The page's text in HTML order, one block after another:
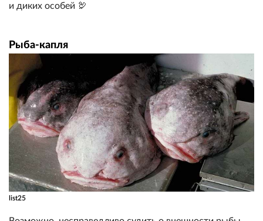
и диких особей 🦃
Рыба-капля
list25